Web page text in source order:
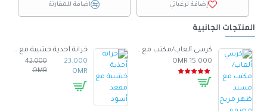
إضافة لرغباتي اضافة للمقارنة
المنتجات الجانبية
كرسي ألعاب/مكتب مع مسند ظهر مريح مصمم لراحة فائقة مع مقعد قابل للتعديل أسود 100 x 60 x 48سم
15.000 OMR
خزانة أحذية خشبية مع مقعد أسود
23.000
OMR
42.000
OMR